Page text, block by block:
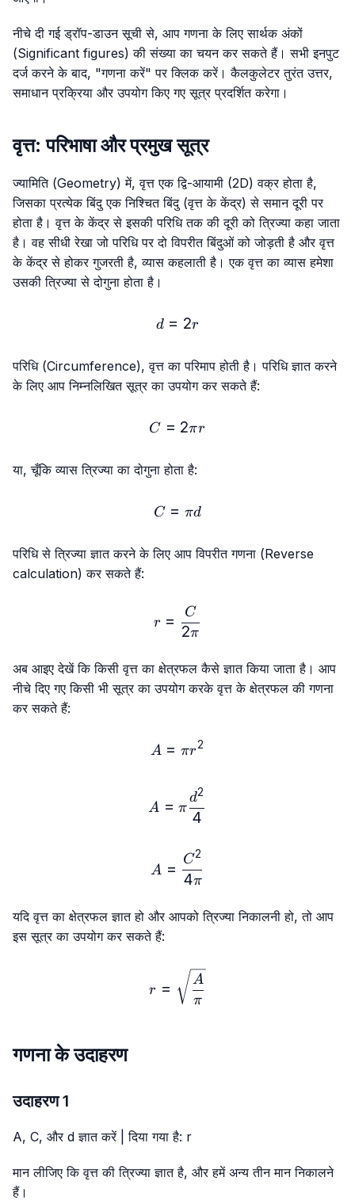
नीचे दी गई ड्रॉप-डाउन सूची से, आप गणना के लिए सार्थक अंकों
(Significant figures) की संख्या का चयन कर सकते हैं। सभी इनपुट
दर्ज करने के बाद, "गणना करें" पर क्लिक करें। कैलकुलेटर तुरंत उत्तर,
समाधान प्रक्रिया और उपयोग किए गए सूत्र प्रदर्शित करेगा।
वृत्त: परिभाषा और प्रमुख सूत्र
ज्यामिति (Geometry) में, वृत्त एक द्वि-आयामी (2D) वक्र होता है,
जिसका प्रत्येक बिंदु एक निश्चित बिंदु (वृत्त के केंद्र) से समान दूरी पर
होता है। वृत्त के केंद्र से इसकी परिधि तक की दूरी को त्रिज्या कहा जाता
है। वह सीधी रेखा जो परिधि पर दो विपरीत बिंदुओं को जोड़ती है और वृत्त
के केंद्र से होकर गुजरती है, व्यास कहलाती है। एक वृत्त का व्यास हमेशा
उसकी त्रिज्या से दोगुना होता है।
d = 2r
d = 2r
परिधि (Circumference), वृत्त का परिमाप होती है। परिधि ज्ञात करने
के लिए आप निम्नलिखित सूत्र का उपयोग कर सकते हैं:
C = 2πr
C = 2πr
या, चूँकि व्यास त्रिज्या का दोगुना होता है:
C = πd
C = πd
परिधि से त्रिज्या ज्ञात करने के लिए आप विपरीत गणना (Reverse
calculation) कर सकते हैं:
r = \frac{C}{2π}
r =
2π
C
अब आइए देखें कि किसी वृत्त का क्षेत्रफल कैसे ज्ञात किया जाता है। आप
नीचे दिए गए किसी भी सूत्र का उपयोग करके वृत्त के क्षेत्रफल की गणना
कर सकते हैं:
A = πr²
A = πr2
A = π \frac{d²}{4}
A = π 4
d2
A = \frac{C²}{4π}
A =
4π
C2
यदि वृत्त का क्षेत्रफल ज्ञात हो और आपको त्रिज्या निकालनी हो, तो आप
इस सूत्र का उपयोग कर सकते हैं:
r=\sqrt{\frac{A}{π}}
r =
π
A
गणना के उदाहरण
उदाहरण 1
A, C, और d ज्ञात करें | दिया गया है: r
मान लीजिए कि वृत्त की त्रिज्या ज्ञात है, और हमें अन्य तीन मान निकालने
हैं।